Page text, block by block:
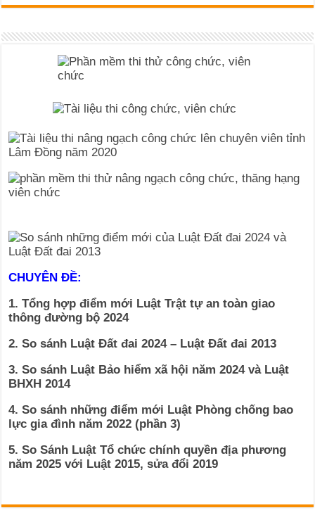
CHUYÊN ĐỀ:
1. Tổng hợp điểm mới Luật Trật tự an toàn giao
thông đường bộ 2024
2. So sánh Luật Đất đai 2024 – Luật Đất đai 2013
3. So sánh Luật Bảo hiểm xã hội năm 2024 và Luật
BHXH 2014
4. So sánh những điểm mới Luật Phòng chống bao
lực gia đình năm 2022 (phần 3)
5. So Sánh Luật Tổ chức chính quyền địa phương
năm 2025 với Luật 2015, sửa đổi 2019